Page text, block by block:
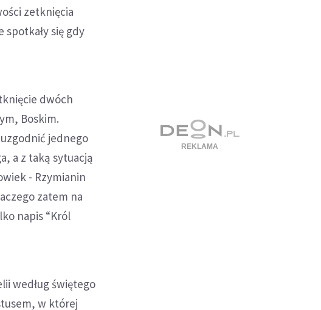
zetknięcia
się gdy
dwóch
Boskim.
jednego
a z taką sytuacją
- Rzymianin
zatem na
napis “Król
według świętego
w której